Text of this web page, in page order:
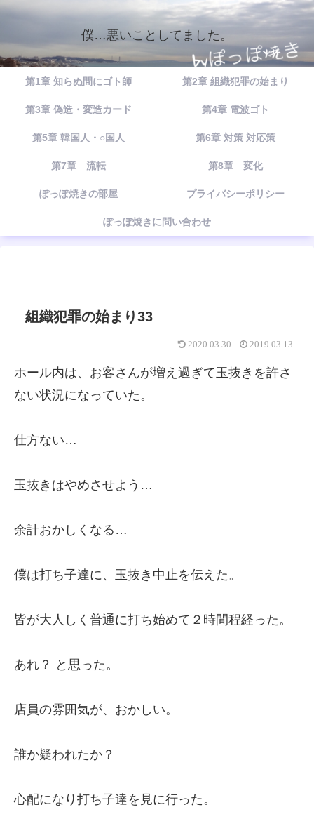
僕…悪いことしてました。
第1章 知らぬ間にゴト師 第2章 組織犯罪の始まり
第3章 偽造・変造カード 第4章 電波ゴト
第5章 韓国人・○国人 第6章 対策 対応策
第7章 流転 第8章 変化
ぽっぽ焼きの部屋 プライバシーポリシー
ぽっぽ焼きに問い合わせ
組織犯罪の始まり33
2020.03.30 2019.03.13
ホール内は、お客さんが増え過ぎて玉抜きを許さ
ない状況になっていた。
仕方ない…
玉抜きはやめさせよう…
余計おかしくなる…
僕は打ち子達に、玉抜き中止を伝えた。
皆が大人しく普通に打ち始めて２時間程経った。
あれ？ と思った。
店員の雰囲気が、おかしい。
誰か疑われたか？
心配になり打ち子達を見に行った。